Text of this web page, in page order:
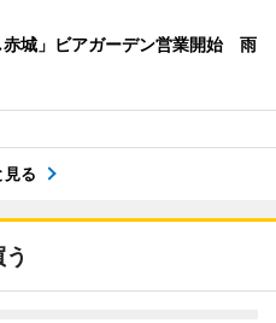
赤城」ビアガーデン営業開始 雨
見る